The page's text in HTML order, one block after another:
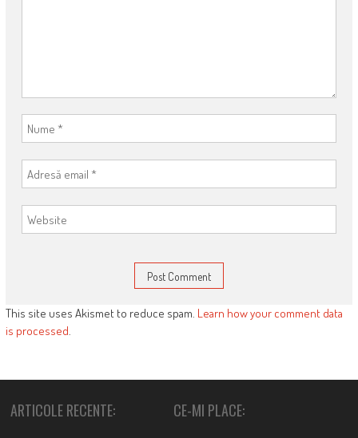
This site uses Akismet to reduce spam. Learn how your comment data
is processed.
ARTICOLE RECENTE: CE-MI PLACE: